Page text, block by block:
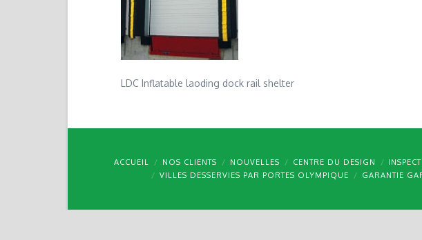
LDC Inflatable laoding dock rail shelter
ACCUEIL NOS CLIENTS NOUVELLES CENTRE DU DESIGN
VILLES DESSERVIES PAR PORTES OLYMPIQUE
GARANTIE